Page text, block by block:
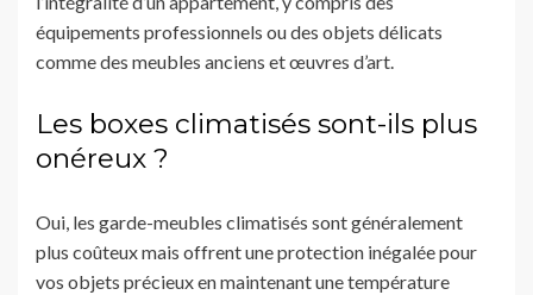
équipements professionnels ou des objets délicats
comme des meubles anciens et œuvres d’art.
Les boxes climatisés sont-ils plus
onéreux ?
Oui, les garde-meubles climatisés sont généralement
plus coûteux mais offrent une protection inégalée pour
vos objets précieux en maintenant une température